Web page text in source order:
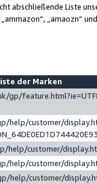
abschließende Liste
„amaozn“
der Marken
gp/
help/customer/
help/customer/
help/customer/
help/customer/